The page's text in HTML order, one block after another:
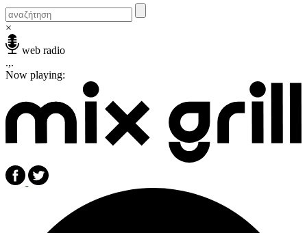
×
web radio
.,.
Now playing: